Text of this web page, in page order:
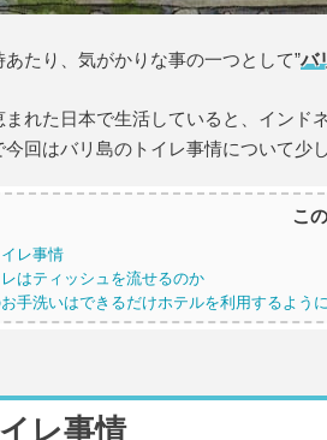
たり、気がかりな事の一つとして”バ
れた日本で生活していると、イン
回はバリ島のトイレ事情について少
こ
レ事情
はティッシュを流せるのか
手洗いはできるだけホテルを利用するよう
レ事情